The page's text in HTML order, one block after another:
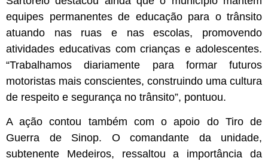
equipes permanentes de educação para o trânsito
atuando nas ruas e nas escolas, promovendo
atividades educativas com crianças e adolescentes.
“Trabalhamos diariamente para formar futuros
motoristas mais conscientes, construindo uma cultura
de respeito e segurança no trânsito”, pontuou.
A ação contou também com o apoio do Tiro de
Guerra de Sinop. O comandante da unidade,
subtenente Medeiros, ressaltou a importância da